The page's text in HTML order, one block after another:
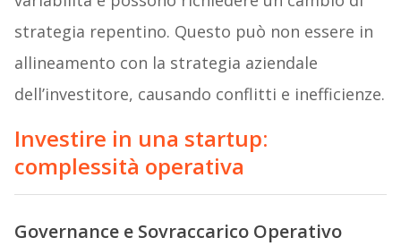
strategia repentino. Questo può non essere in
allineamento con la strategia aziendale
dell’investitore, causando conflitti e inefficienze.
Investire in una startup:
complessità operativa
Governance e Sovraccarico Operativo